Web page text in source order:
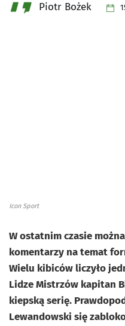
Piotr Bożek
Icon Sport
W ostatnim czasie
komentarzy na temat
Wielu kibiców liczyło
Lidze Mistrzów kapitan
kiepską serię.
Lewandowski się